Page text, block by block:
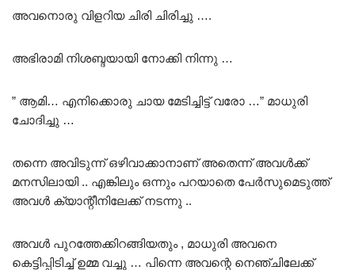
അവനൊരു വിളറിയ ചിരി ചിരിച്ചു ….
അഭിരാമി നിശബ്ദയായി നോക്കി നിന്നു …
” ആമി… എനിക്കൊരു ചായ മേടിച്ചിട്ട് വരോ …” മാധുരി
ചോദിച്ചു …
തന്നെ അവിടുന്ന് ഒഴിവാക്കാനാണ് അതെന്ന് അവൾക്ക്
മനസിലായി .. എങ്കിലും ഒന്നും പറയാതെ പേർസുമെടുത്ത്
അവൾ ക്യാന്റീനിലേക്ക് നടന്നു ..
അവൾ പുറത്തേക്കിറങ്ങിയതും , മാധുരി അവനെ
കെട്ടിപ്പിടിച്ച്ഉമ്മവച്ചു … പിന്നെ അവന്റെ നെഞ്ചിലേക്ക്